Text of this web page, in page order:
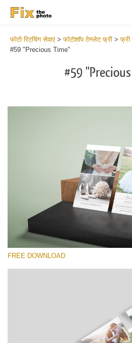
फोटो रिटचिंग सेवाएं >फोटोशॉप टेम्प्लेट फ्री >फ्री
#59 "Precious Time"
#59
Pricing Guide Template
FREE DOWNLOAD